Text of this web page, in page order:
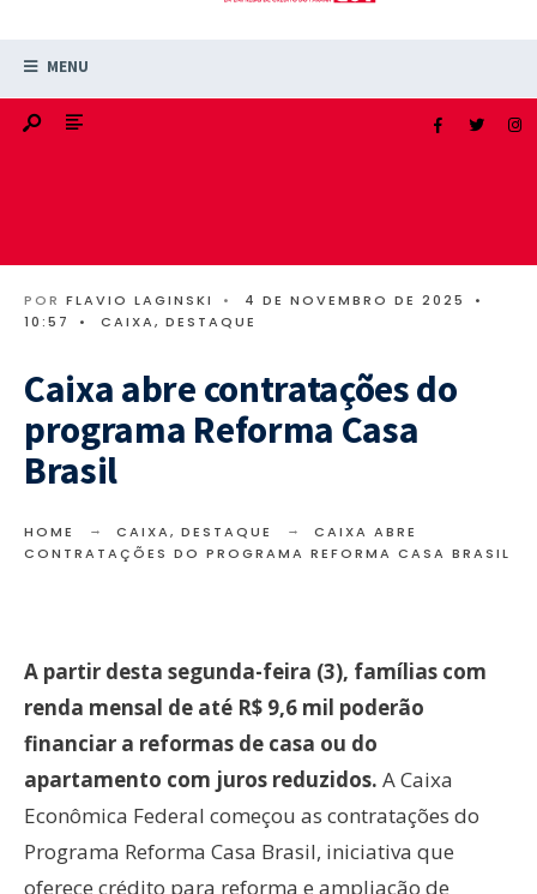
MENU
POR FLAVIO LAGINSKI • 4 DE NOVEMBRO DE 2025
•
10:57
• CAIXA, DESTAQUE
Caixa abre contratações do
programa Reforma Casa
Brasil
HOME CAIXA, DESTAQUE
CAIXA ABRE
CONTRATAÇÕES DO PROGRAMA REFORMA CASA BRASIL
A partir desta segunda-feira (3), famílias com
renda mensal de até R$ 9,6 mil poderão
financiar a reformas de casa ou do
apartamento com juros reduzidos. A Caixa
Econômica Federal começou as contratações do
Programa Reforma Casa Brasil, iniciativa que
oferece crédito para reforma e ampliação de